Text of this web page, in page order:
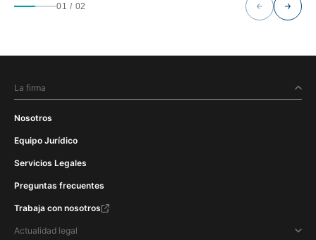
01 / 02
La firma
Nosotros
Equipo Jurídico
Servicios Legales
Preguntas frecuentes
Trabaja con nosotros
Actualidad legal